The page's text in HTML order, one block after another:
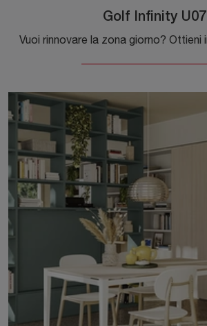
Golf Infinity U07